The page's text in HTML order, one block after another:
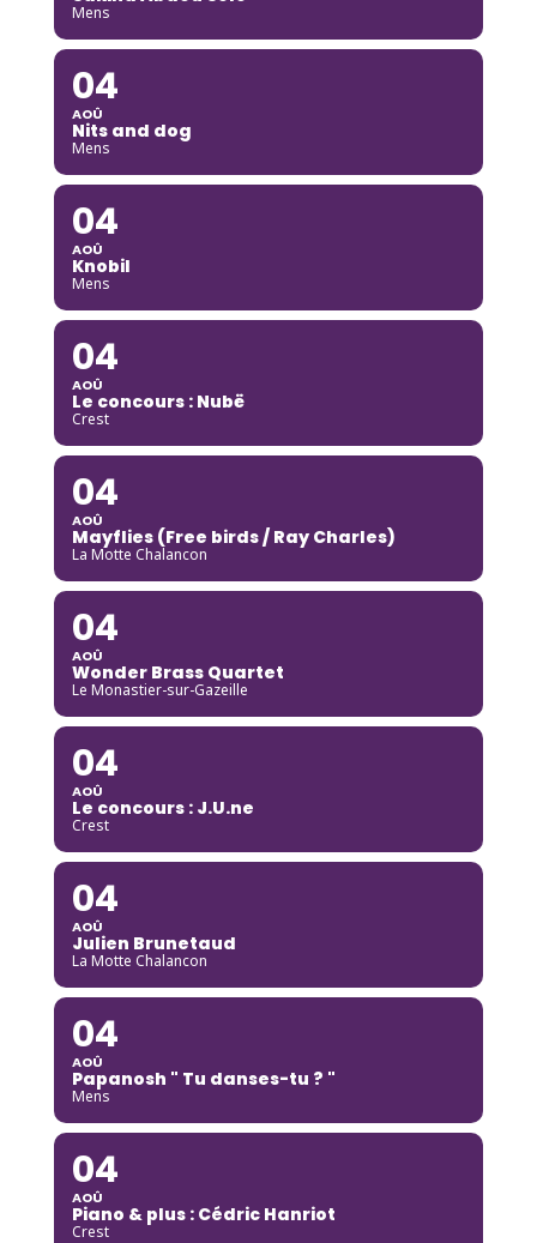
Mens
04
AOÛ
Nits and dog
Mens
04
AOÛ
Knobil
Mens
04
AOÛ
Le concours : Nubë
Crest
04
AOÛ
Mayflies (Free birds / Ray Charles)
La Motte Chalancon
04
AOÛ
Wonder Brass Quartet
Le Monastier-sur-Gazeille
04
AOÛ
Le concours : J.U.ne
Crest
04
AOÛ
Julien Brunetaud
La Motte Chalancon
04
AOÛ
Papanosh " Tu danses-tu ? "
Mens
04
AOÛ
Piano & plus : Cédric Hanriot
Crest